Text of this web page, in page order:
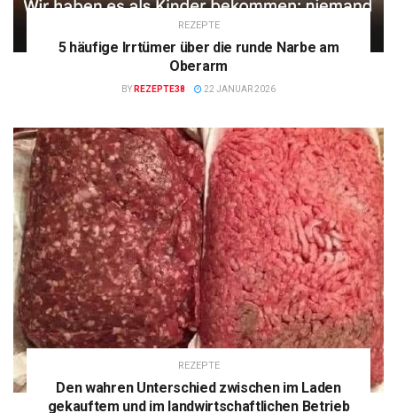
REZEPTE
5 häufige Irrtümer über die runde Narbe am
Oberarm
BY REZEPTE38 22 JANUAR 2026
REZEPTE
Den wahren Unterschied zwischen im Laden
gekauftem und im landwirtschaftlichen Betrieb